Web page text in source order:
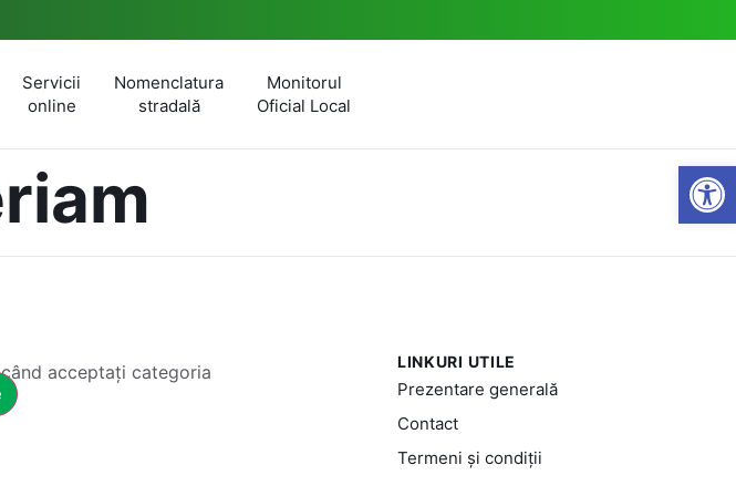
Servicii
online
Nomenclatura
stradală
Monitorul
Oficial Local
LINKURI UTILE
Prezentare generală
Contact
Termeni și condiții